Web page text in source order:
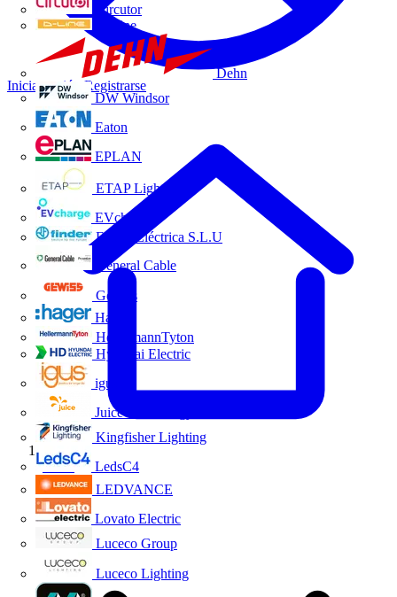
Circutor
D-Line
Dehn
DW Windsor
Eaton
EPLAN
ETAP Lighting
EVcharge
Finder Eléctrica S.L.U
General Cable
Gewiss
Hager
HellermannTyton
Hyundai Electric
igus
Juice Technology
Kingfisher Lighting
LedsC4
LEDVANCE
Lovato Electric
Luceco Group
Luceco Lighting
Iniciar sesión Registrarse
Inicio